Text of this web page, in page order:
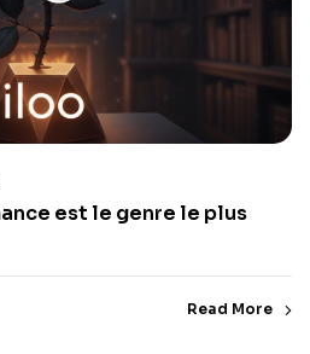
est le genre le plus
Read More